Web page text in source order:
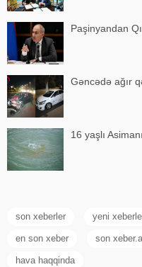
Paşinyandan
Gəncədə ağır
16 yaşlı
son xeberler yeni
en son xeber son
hava haqqinda